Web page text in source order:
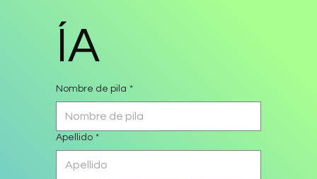
ÍA
Nombre de pila *
Apellido *